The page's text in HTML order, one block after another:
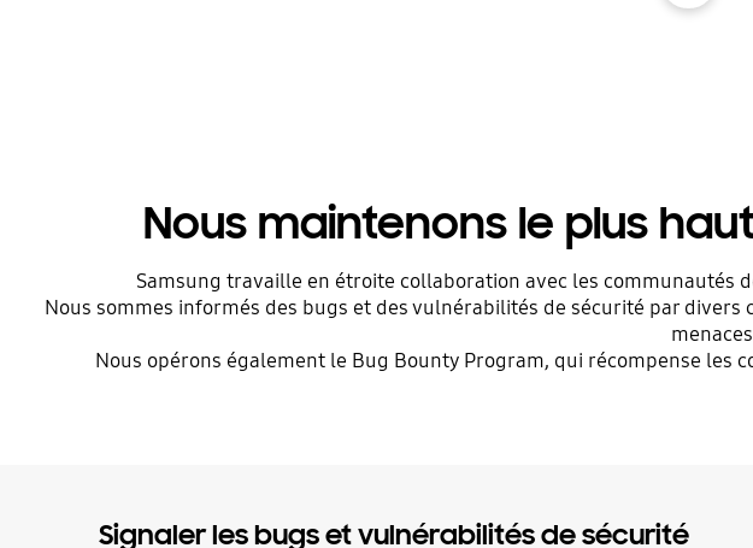
Nous maintenons le plus
Samsung travaille en étroite collaboration avec les communautés
Nous sommes informés des bugs et des vulnérabilités de sécurité par
Nous opérons également le Bug Bounty Program, qui récompense
Signaler les bugs et vulnérabilités de sécurité